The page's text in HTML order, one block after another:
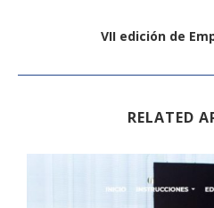
VII edición de
RELATED